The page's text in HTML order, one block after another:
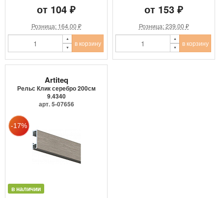
от 104 ₽
Розница: 164.00 ₽
в корзину
от 153 ₽
Розница: 239.00 ₽
в корзину
Artiteq
Рельс Клик серебро 200см
9.4340
арт. 5-07656
в наличии